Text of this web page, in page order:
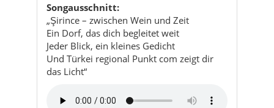
Songausschnitt:
„Şirince – zwischen Wein und Zeit
Ein Dorf, das dich begleitet weit
Jeder Blick, ein kleines Gedicht
Und Türkei regional Punkt com zeigt dir
das Licht“